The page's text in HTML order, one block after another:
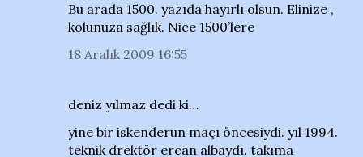
Bu arada 1500. yazıda hayırlı olsun. Elinize ,
kolunuza sağlık. Nice 1500’lere
18 Aralık 2009 16:55
deniz yılmaz dedi ki…
yine bir iskenderun maçı öncesiydi. yıl 1994.
teknik drektör ercan albaydı. takıma